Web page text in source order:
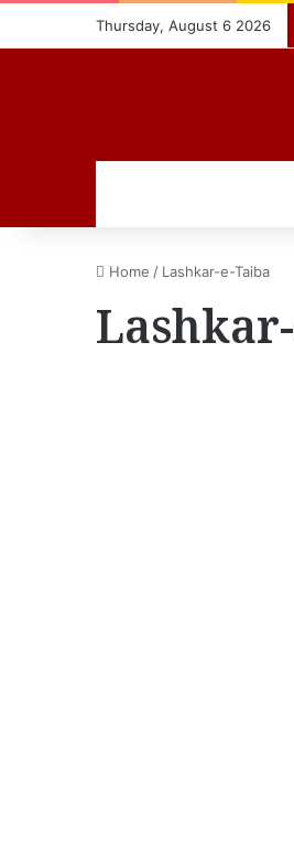
Thursday, August 6 2026
Home / Lashkar-e-Taiba